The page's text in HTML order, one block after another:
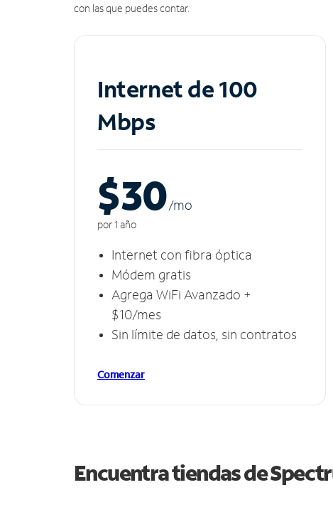
con las que puedes contar.
Internet de 100
Mbps
$30/mo
por 1 año
Internet con fibra óptica
Módem gratis
Agrega WiFi Avanzado +
$10/mes
Sin límite de datos, sin contratos
Comenzar
Encuentra tiendas de